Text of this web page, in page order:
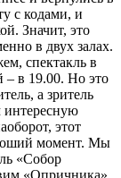
с кодами, и
Значит, это
в двух залах.
спектакль в
– в 19.00. Но это
а зритель
интересную
этот
момент. Мы
«Собор
«Опричника»